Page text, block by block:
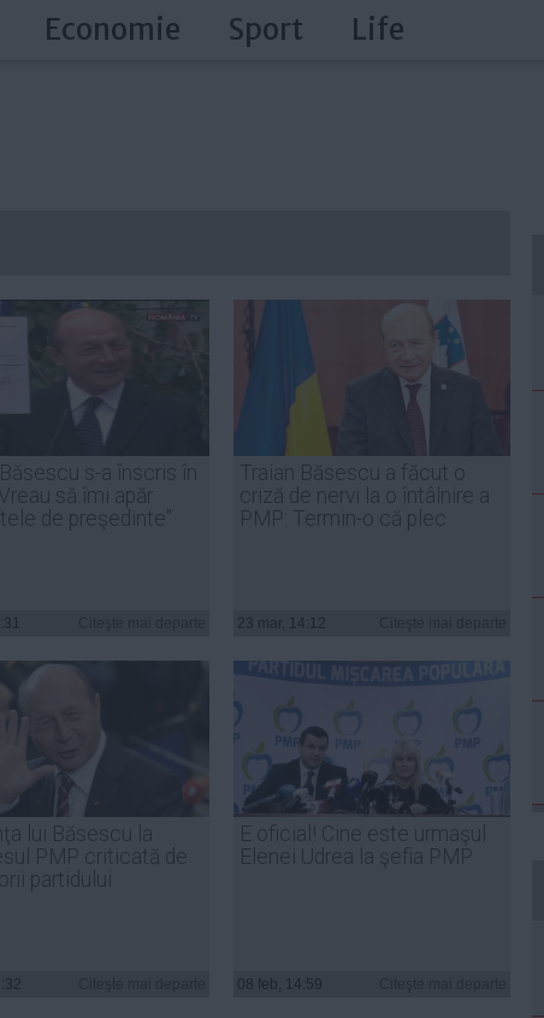
Economie Sport Life
s-a înscris în
să îmi apăr
de preşedinte"
Traian Băsescu a făcut o
criză de nervi la o întâlnire a
PMP: Termin-o că plec
23 mar, 14:12
lui Băsescu la
PMP criticată de
partidului
E oficial! Cine este urmaşul
Elenei Udrea la şefia PMP
08 feb, 14:59